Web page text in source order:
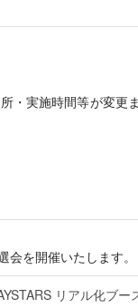
・実施時間等が変
を開催いたします。
リアル化ブー